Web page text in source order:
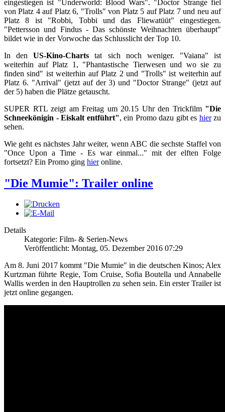
eingestiegen ist "Underworld: Blood Wars". "Doctor Strange fiel
von Platz 4 auf Platz 6, "Trolls" von Platz 5 auf Platz 7 und neu auf
Platz 8 ist "Robbi, Tobbi und das Fliewatüüt" eingestiegen.
"Pettersson und Findus - Das schönste Weihnachten überhaupt"
bildet wie in der Vorwoche das Schlusslicht der Top 10.
In den US-Kino-Charts tat sich noch weniger. "Vaiana" ist
weiterhin auf Platz 1, "Phantastische Tierwesen und wo sie zu
finden sind" ist weiterhin auf Platz 2 und "Trolls" ist weiterhin auf
Platz 6. "Arrival" (jetzt auf der 3) und "Doctor Strange" (jetzt auf
der 5) haben die Plätze getauscht.
SUPER RTL zeigt am Freitag um 20.15 Uhr den Trickfilm "Die
Schneekönigin - Eiskalt entführt", ein Promo dazu gibt es hierzu
sehen.
Wie geht es nächstes Jahr weiter, wenn ABC die sechste Staffel von
"Once Upon a Time - Es war einmal..." mit der elften Folge
fortsetzt? Ein Promo ging hieronline.
"Die Mumie": Trailer online
Details
Kategorie: Film- & Serien-News
Veröffentlicht: Montag, 05. Dezember 2016 07:29
Am 8. Juni 2017 kommt "Die Mumie" in die deutschen Kinos; Alex
Kurtzman führte Regie, Tom Cruise, Sofia Boutella und Annabelle
Wallis werden in den Hauptrollen zu sehen sein. Ein erster Trailer ist
jetzt online gegangen.